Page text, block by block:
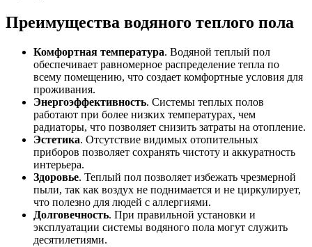
Преимущества водяного теплого пола
Комфортная температура. Водяной теплый пол
обеспечивает равномерное распределение тепла по
всему помещению, что создает комфортные условия для
проживания.
Энергоэффективность. Системы теплых полов
работают при более низких температурах, чем
радиаторы, что позволяет снизить затраты на отопление.
Эстетика. Отсутствие видимых отопительных
приборов позволяет сохранять чистоту и аккуратность
интерьера.
Здоровье. Теплый пол позволяет избежать чрезмерной
пыли, так как воздух не поднимается и не циркулирует,
что полезно для людей с аллергиями.
Долговечность. При правильной установки и
эксплуатации системы водяного пола могут служить
десятилетиями.